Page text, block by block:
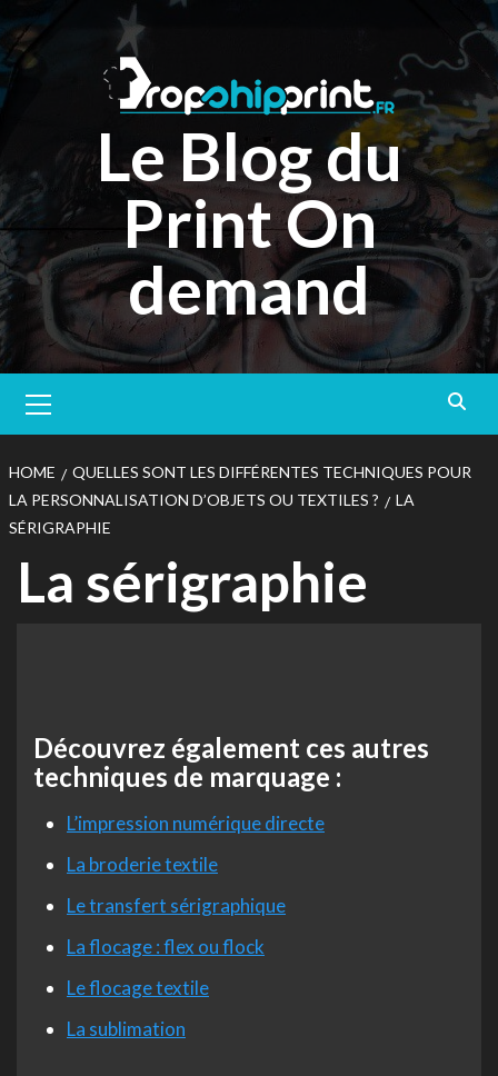
content
Le Blog du
Print On
demand
Menu
HOME
QUELLES SONT LES DIFFÉRENTES TECHNIQUES POUR
LA PERSONNALISATION D’OBJETS OU TEXTILES ?
LA
SÉRIGRAPHIE
La sérigraphie
Découvrez également ces autres
techniques de marquage :
L’impression numérique directe
La broderie textile
Le transfert sérigraphique
La flocage : flex ou flock
Le flocage textile
La sublimation